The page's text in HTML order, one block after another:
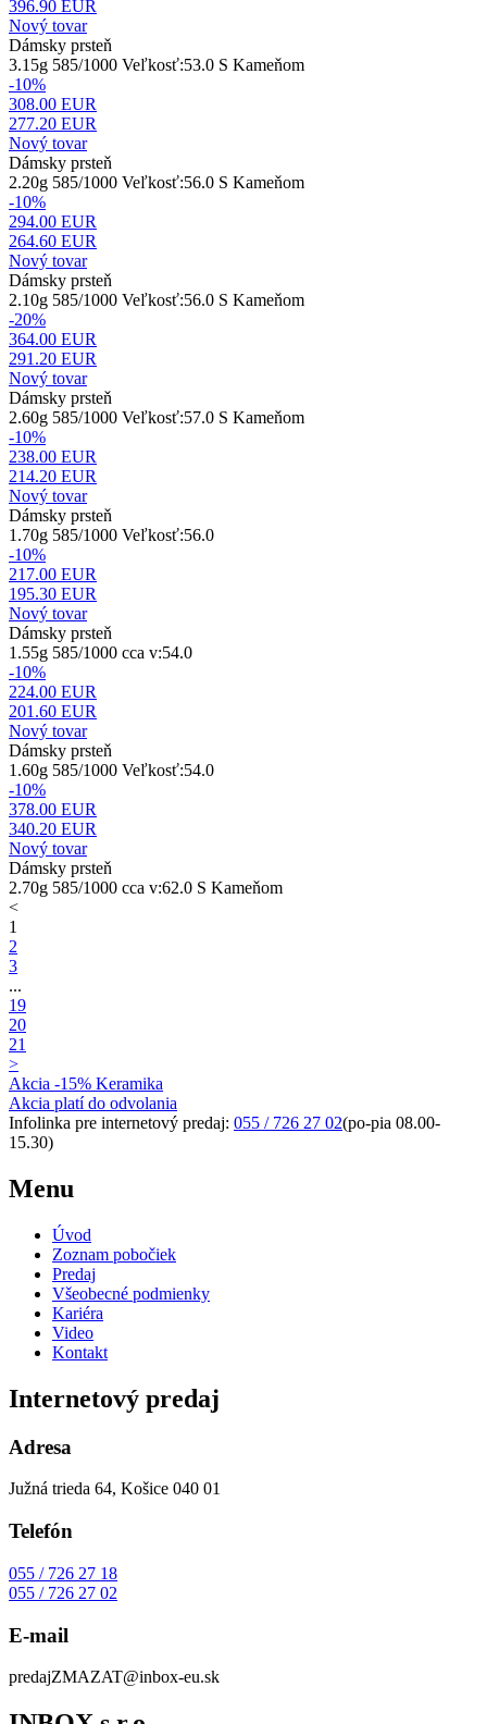
396.90 EUR
Nový tovar
Dámsky prsteň
3.15g 585/1000 Veľkosť:53.0 S Kameňom
-10%
308.00 EUR
277.20 EUR
Nový tovar
Dámsky prsteň
2.20g 585/1000 Veľkosť:56.0 S Kameňom
-10%
294.00 EUR
264.60 EUR
Nový tovar
Dámsky prsteň
2.10g 585/1000 Veľkosť:56.0 S Kameňom
-20%
364.00 EUR
291.20 EUR
Nový tovar
Dámsky prsteň
2.60g 585/1000 Veľkosť:57.0 S Kameňom
-10%
238.00 EUR
214.20 EUR
Nový tovar
Dámsky prsteň
1.70g 585/1000 Veľkosť:56.0
-10%
217.00 EUR
195.30 EUR
Nový tovar
Dámsky prsteň
1.55g 585/1000 cca v:54.0
-10%
224.00 EUR
201.60 EUR
Nový tovar
Dámsky prsteň
1.60g 585/1000 Veľkosť:54.0
-10%
378.00 EUR
340.20 EUR
Nový tovar
Dámsky prsteň
2.70g 585/1000 cca v:62.0 S Kameňom
<
1
2
3
...
19
20
21
>
Akcia -15% Keramika
Akcia platí do odvolania
Infolinka pre internetový predaj: 055 / 726 27 02(po-pia 08.00-
15.30)
Menu
Úvod
Zoznam pobočiek
Predaj
Všeobecné podmienky
Kariéra
Video
Kontakt
Internetový predaj
Adresa
Južná trieda 64, Košice 040 01
Telefón
055 / 726 27 18
055 / 726 27 02
E-mail
predajZMAZAT@inbox-eu.sk